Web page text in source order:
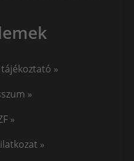
»
»
»
»